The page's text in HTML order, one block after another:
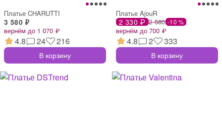
Платье CHARUTTI
3 580 ₽
вернём до 1 070 ₽
4.8 24 216
В корзину
Платье AjouR
2 330 ₽ 2 580 -10 %
вернём до 700 ₽
4.8 2 333
В корзину